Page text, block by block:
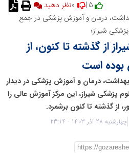
5 |
نظر دهید
درمان و آموزش پزشکی در جمع
شیراز؛
از گذشته تا کنون، از
بوده است
درمان و آموزش پزشکی در دیدار
پزشکی شیراز، این مرکز آموزش عالی را
از گذشته تا کنون برشمرد.
چهارشنبه 28 آذر 1403 - 23:14